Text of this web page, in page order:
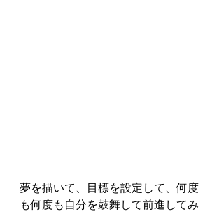
夢を描いて、目標を設定して、何度
も何度も自分を鼓舞して前進してみ